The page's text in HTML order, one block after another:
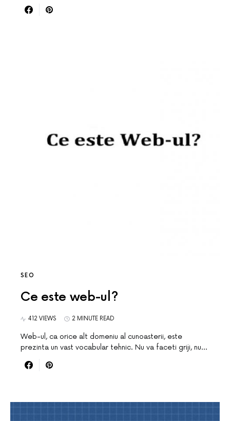
SEO
Ce este web-ul?
412 VIEWS 2 MINUTE READ
Web-ul, ca orice alt domeniu al cunoasterii, este
prezinta un vast vocabular tehnic. Nu va faceti griji, nu…